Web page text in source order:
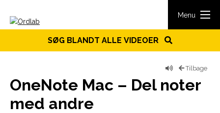
Menu
SØG BLANDT ALLE VIDEOER
Tilbage
OneNote Mac – Del noter
med andre